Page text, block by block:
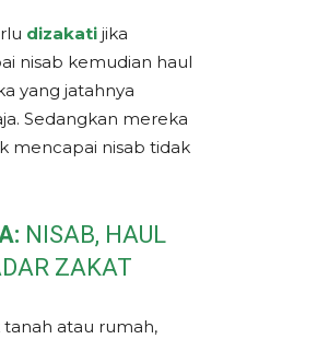
dizakati jika
nisab kemudian haul
yang jatahnya
Sedangkan mereka
mencapai nisab tidak
NISAB, HAUL
ZAKAT
atau rumah,